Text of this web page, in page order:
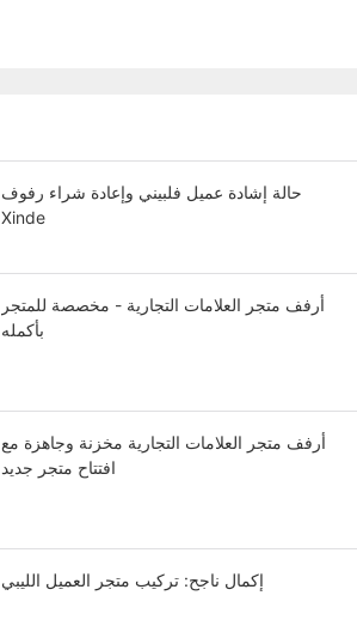
حالة إشادة عميل فلبيني وإعادة شراء رفوف
Xinde
أرفف متجر العلامات التجارية - مخصصة للمتجر
بأكمله
أرفف متجر العلامات التجارية مخزنة وجاهزة مع
افتتاح متجر جديد
إكمال ناجح: تركيب متجر العميل الليبي